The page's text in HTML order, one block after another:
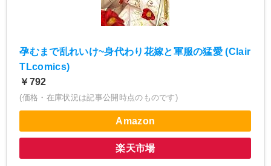
孕むまで乱れいけ~身代わり花嫁と軍服の猛愛 (Clair
TLcomics)
￥792
(価格・在庫状況は記事公開時点のものです)
Amazon
楽天市場